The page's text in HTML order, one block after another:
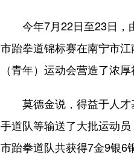
今年7月22日至23日，由
市跆拳道锦标赛在南宁市
（青年）运动会营造了浓
莫德金说，得益于人才
手道队等输送了大批运动
市跆拳道队共获得7金9银6